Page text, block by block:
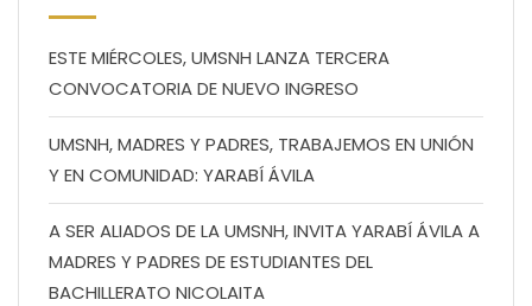
ESTE MIÉRCOLES, UMSNH LANZA TERCERA
CONVOCATORIA DE NUEVO INGRESO
UMSNH, MADRES Y PADRES, TRABAJEMOS EN UNIÓN
Y EN COMUNIDAD: YARABÍ ÁVILA
A SER ALIADOS DE LA UMSNH, INVITA YARABÍ ÁVILA A
MADRES Y PADRES DE ESTUDIANTES DEL
BACHILLERATO NICOLAITA